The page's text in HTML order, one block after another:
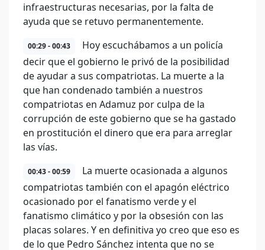
infraestructuras necesarias, por la falta de
ayuda que se retuvo permanentemente.
00:29 - 00:43
Hoy escuchábamos a un policía
decir que el gobierno le privó de la posibilidad
de ayudar a sus compatriotas. La muerte a la
que han condenado también a nuestros
compatriotas en Adamuz por culpa de la
corrupción de este gobierno que se ha gastado
en prostitución el dinero que era para arreglar
las vías.
00:43 - 00:59
La muerte ocasionada a algunos
compatriotas también con el apagón eléctrico
ocasionado por el fanatismo verde y el
fanatismo climático y por la obsesión con las
placas solares. Y en definitiva yo creo que eso es
de lo que Pedro Sánchez intenta que no se